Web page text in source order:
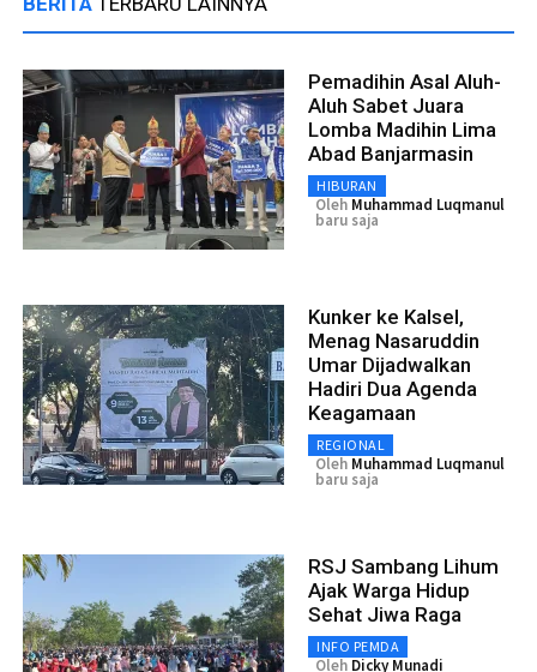
Pemadihin Asal Aluh-
Aluh Sabet Juara
Lomba Madihin Lima
Abad Banjarmasin
HIBURAN
Oleh Muhammad Luqmanul
baru saja
Kunker ke Kalsel,
Menag Nasaruddin
Umar Dijadwalkan
Hadiri Dua Agenda
Keagamaan
REGIONAL
Oleh Muhammad Luqmanul
baru saja
RSJ Sambang Lihum
Ajak Warga Hidup
Sehat Jiwa Raga
INFO PEMDA
Oleh Dicky Munadi